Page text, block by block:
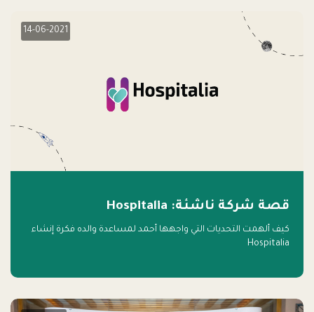
14-06-2021
قصة شركة ناشئة: Hospitalia
كيف ألهمت التحديات التي واجهها أحمد لمساعدة والده فكرة إنشاء
Hospitalia